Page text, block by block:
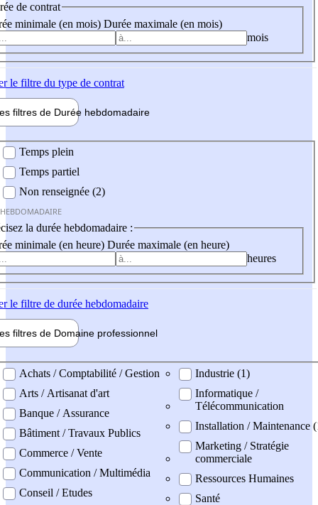
de contrat
minimale (en mois) Durée maximale (en mois)
mois
le filtre du type de contrat
filtres de Durée hebdomadaire
Temps plein
Temps partiel
Non renseignée (2)
la durée hebdomadaire :
minimale (en heure) Durée maximale (en heure)
heures
le filtre de durée hebdomadaire
filtres de Domaine professionnel
professionel
Achats / Comptabilité / Gestion
Arts / Artisanat d'art
Banque / Assurance
Bâtiment / Travaux Publics
Commerce / Vente
Communication / Multimédia
Conseil / Etudes
Industrie (1)
Informatique /
Télécommunication
Installation / Maintenance
Marketing / Stratégie
commerciale
Ressources Humaines
Santé